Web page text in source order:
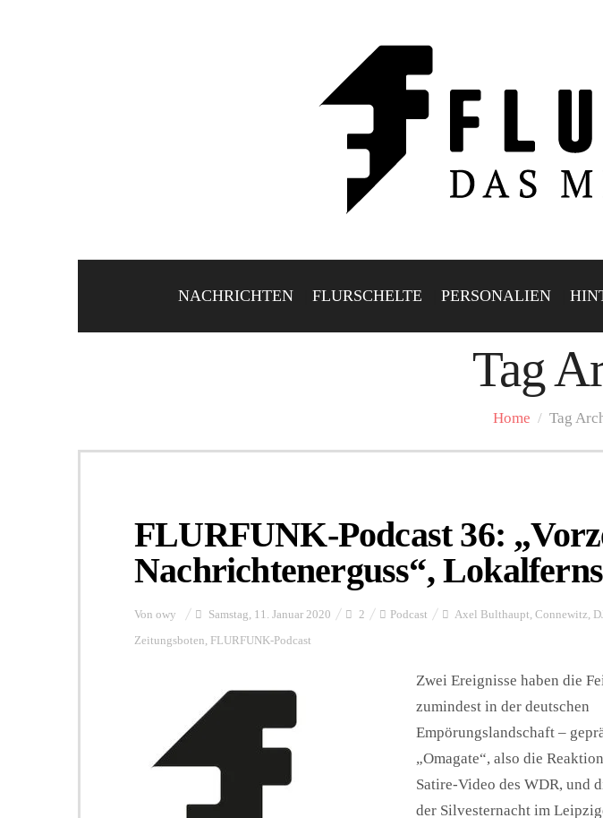
NACHRICHTEN FLURSCHELTE PERSONALIEN
Tag
Home / Tag
FLURFUNK-Podcast 36:
Nachrichtenerguss“,
Von owy Samstag, 11. Januar 2020 2 Podcast Axel Bulthaupt, Connewitz,
Zeitungsboten, FLURFUNK-Podcast
Zwei Ereignisse haben die
zumindest in der deutschen
Empörungslandschaft –
„Omagate“, also die
Satire-Video des WDR, und
der Silvesternacht im